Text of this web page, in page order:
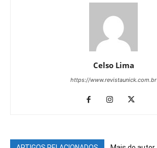
Celso Lima
https://www.revistaunick.com.br